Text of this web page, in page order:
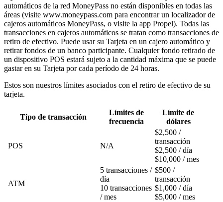
automáticos de la red MoneyPass no están disponibles en todas las
áreas (visite www.moneypass.com para encontrar un localizador de
cajeros automáticos MoneyPass, o visite la app Propel). Todas las
transacciones en cajeros automáticos se tratan como transacciones de
retiro de efectivo. Puede usar su Tarjeta en un cajero automático y
retirar fondos de un banco participante. Cualquier fondo retirado de
un dispositivo POS estará sujeto a la cantidad máxima que se puede
gastar en su Tarjeta por cada período de 24 horas.
Estos son nuestros límites asociados con el retiro de efectivo de su
tarjeta.
Tipo de transacción
Límites de
frecuencia
Límite de
dólares
POS N/A
$2,500 /
transacción
$2,500 / día
$10,000 / mes
ATM
5 transacciones /
día
10 transacciones
/ mes
$500 /
transacción
$1,000 / día
$5,000 / mes